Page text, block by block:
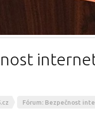
Fórum: Bezpečnost